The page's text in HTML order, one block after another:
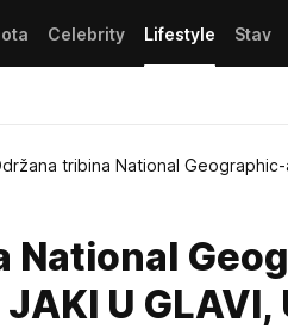
Celebrity Lifestyle Stav
tribina National Geographic-
National
U GLAVI,